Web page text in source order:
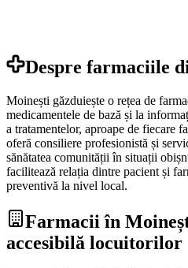
Despre farmaciile
Moinești găzduiește o rețea de
medicamentele de bază și la
a tratamentelor, aproape de fiecare
oferă consiliere profesionistă și
sănătatea comunității în situații
facilitează relația dintre pacient și
preventivă la nivel local.
Farmacii în
accesibilă locuitorilor